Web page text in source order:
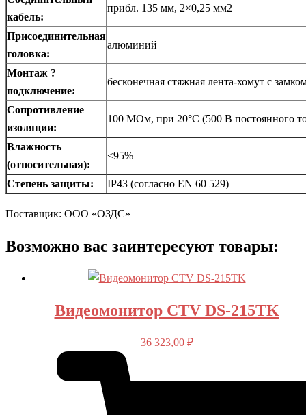
кабель:
прибл. 135 мм, 2×0,25 мм2
Присоединительная
головка:
алюминий
Монтаж ?
подключение:
бесконечная стяжная лента-хомут с
Сопротивление
изоляции:
100 МОм, при 20°C (500 В постоянного
Влажность
(относительная):
<95%
Степень защиты: IP43 (согласно EN 60 529)
Поставщик: ООО «ОЗДС»
Возможно вас заинтересуют товары:
Видеомонитор CTV DS-215TK
36 323,00 ₽